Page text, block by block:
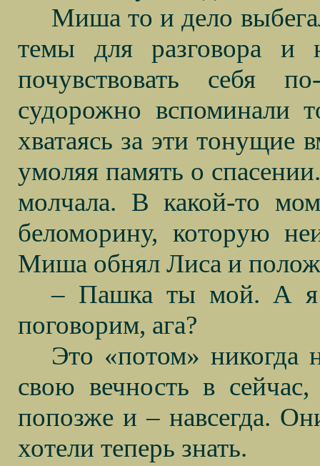
Миша то и дело
темы для разговора и
почувствовать себя
судорожно вспоминали
хватаясь за эти тонущие
умоляя память о
молчала. В какой-то
беломорину, которую
Миша обнял Лиса и
– Пашка ты мой. А
поговорим, ага?
Это «потом» никогда
свою вечность в
попозже и – навсегда.
хотели теперь знать.